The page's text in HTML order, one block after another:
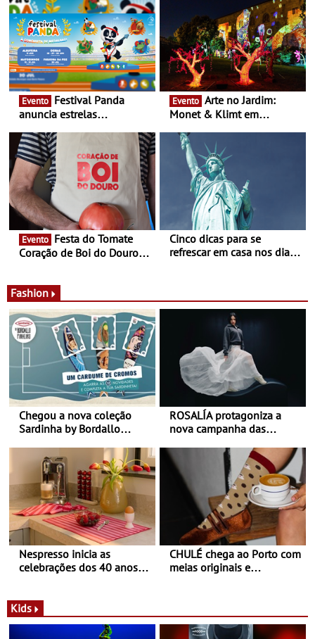
em Oeiras e na Maia
Evento
anuncia estrelas
- Entre Junho e Julho pelo
país
Evento
Monet & Klimt em
ao final de Setembro -
Experiência luminosa no
jardim do Museu de
Alberto Sampaio
Evento
Coração de Boi do Douro -
Cinco dicas para se
refrescar em casa nos dias
Fashion
Chegou a nova coleção
Sardinha by Bordallo
ROSALÍA protagoniza a
nova campanha das
Balance
Nespresso inicia as
celebrações dos 40 anos
Novas - Edição limitada
Nespresso x Torres Novas
CHULÉ chega ao Porto com
meias originais e
Shopping
Kids